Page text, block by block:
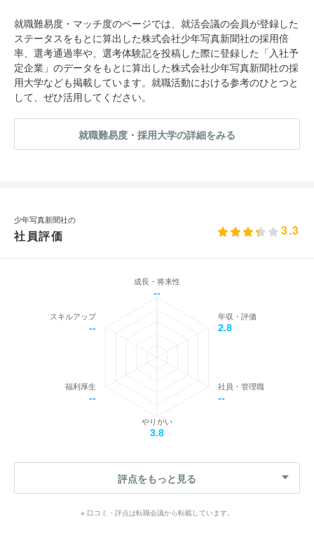
就職難易度・マッチ度のページでは、就活会議の会員が登録した
ステータスをもとに算出した株式会社少年写真新聞社の採用倍
率、選考通過率や、選考体験記を投稿した際に登録した「入社予
定企業」のデータをもとに算出した株式会社少年写真新聞社の採
用大学なども掲載しています。就職活動における参考のひとつと
して、ぜひ活用してください。
就職難易度・採用大学の詳細をみる
少年写真新聞社の
社員評価 3.3
成長・将来性
--
年収・評価
2.8
社員・管理職
--
やりがい
3.8
福利厚生
--
スキルアップ
--
評点をもっと見る
※ 口コミ・評点は転職会議から転載しています。